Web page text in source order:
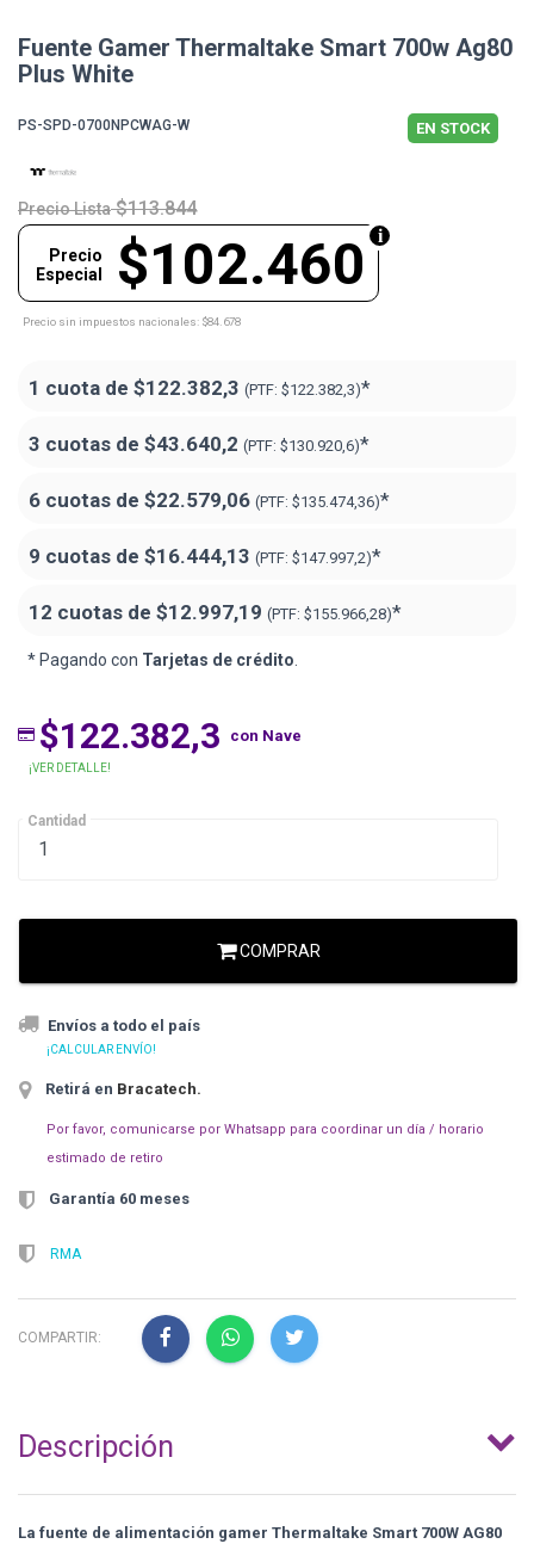
Fuente Gamer Thermaltake Smart 700w Ag80
Plus White
PS-SPD-0700NPCWAG-W EN STOCK
Precio Lista $113.844
$102.460
Precio
Especial
Precio sin impuestos nacionales: $84.678
1 cuota de $122.382,3 (PTF: $122.382,3)*
3 cuotas de $43.640,2 (PTF: $130.920,6)*
6 cuotas de $22.579,06 (PTF: $135.474,36)*
9 cuotas de $16.444,13 (PTF: $147.997,2)*
12 cuotas de $12.997,19 (PTF: $155.966,28)*
* Pagando con Tarjetas de crédito
$122.382,3 con Nave
¡VER DETALLE!
Cantidad
COMPRAR
Envíos a todo el país
¡CALCULAR ENVÍO!
Retirá en Bracatech.
Por favor, comunicarse por Whatsapp para coordinar un día / horario
estimado de retiro
Garantía 60 meses
RMA
COMPARTIR:
Descripción
La fuente de alimentación gamer Thermaltake Smart 700W AG80